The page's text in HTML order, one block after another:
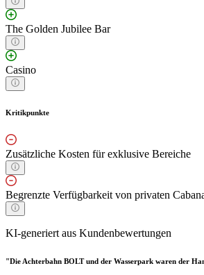
The Golden Jubilee Bar
Casino
Kritikpunkte
Zusätzliche Kosten für exklusive Bereiche
Begrenzte Verfügbarkeit von privaten
KI-generiert aus Kundenbewertungen
"Die Achterbahn BOLT und der Wasserpark waren der